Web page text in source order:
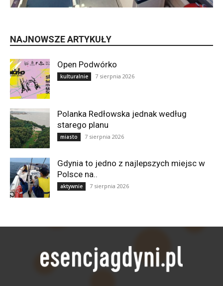
NAJNOWSZE ARTYKUŁY
Open Podwórko
kulturalnie 7 sierpnia 2026
Polanka Redłowska jednak według
starego planu
miasto 7 sierpnia 2026
Gdynia to jedno z najlepszych miejsc w
Polsce na..
aktywnie 7 sierpnia 2026